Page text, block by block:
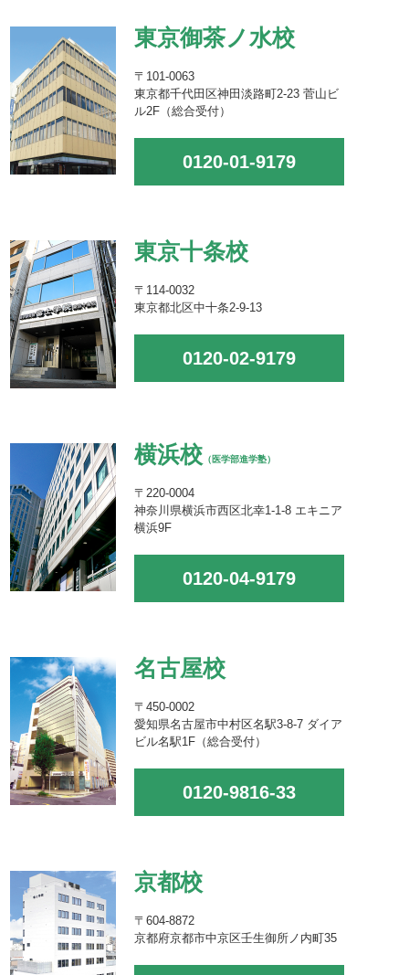
東京御茶ノ水校
〒101-0063
東京都千代田区神田淡路町2-23 菅山ビ
ル2F（総合受付）
0120-01-9179
東京十条校
〒114-0032
東京都北区中十条2-9-13
0120-02-9179
横浜校 （医学部進学塾）
〒220-0004
神奈川県横浜市西区北幸1-1-8 エキニア
横浜9F
0120-04-9179
名古屋校
〒450-0002
愛知県名古屋市中村区名駅3-8-7 ダイア
ビル名駅1F（総合受付）
0120-9816-33
京都校
〒604-8872
京都府京都市中京区壬生御所ノ内町35